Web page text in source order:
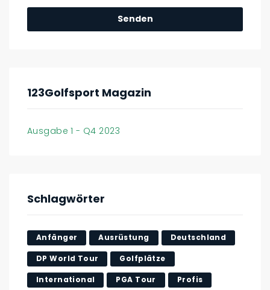
123Golfsport Magazin
Ausgabe 1 - Q4 2023
Schlagwörter
Anfänger Ausrüstung Deutschland
DP World Tour Golfplätze
International PGA Tour Profis